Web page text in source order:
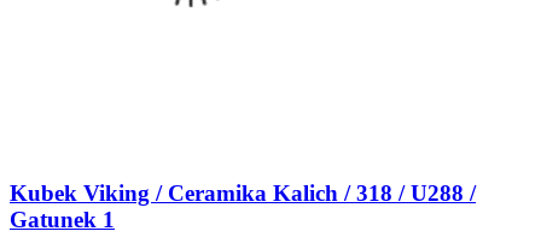
Kubek Viking / Ceramika Kalich / 318 / U288 /
Gatunek 1